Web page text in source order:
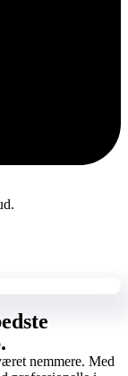
nemmere. Med